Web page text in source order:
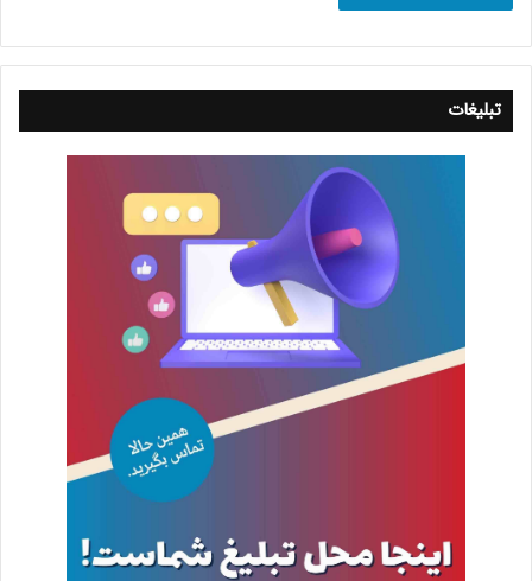
تبلیغات